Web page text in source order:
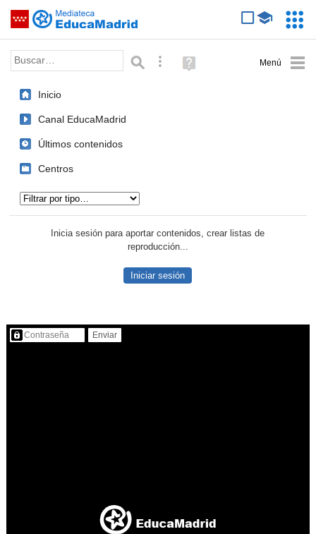
Saltar navegación
Palabra o frase: Búsqueda avanzada
Ayuda
(en
Inicio
Canal EducaMadrid
Últimos contenidos
Centros
Inicia sesión para aportar contenidos, crear listas de
reproducción...
Iniciar sesión
Contenido protegido…